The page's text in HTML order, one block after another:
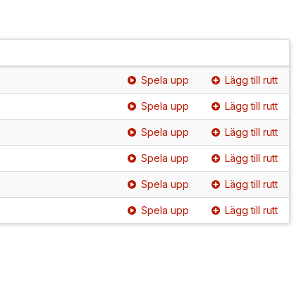
Spela upp Lägg till rutt
Spela upp Lägg till rutt
Spela upp Lägg till rutt
Spela upp Lägg till rutt
Spela upp Lägg till rutt
Spela upp Lägg till rutt